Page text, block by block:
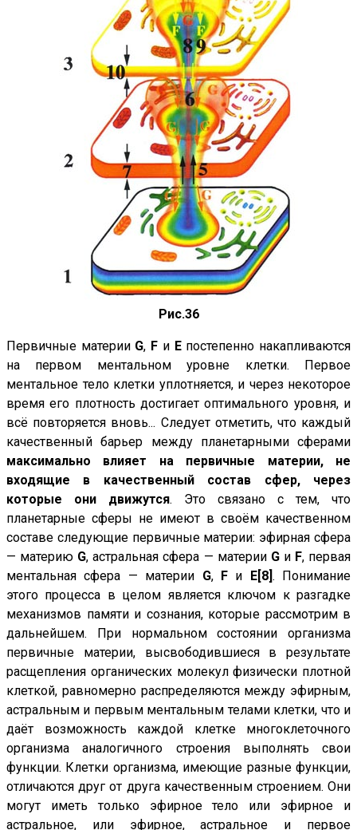
Рис.36
Первичные материи G, F и Епостепенно накапливаются
на первом ментальном уровне клетки. Первое
ментальное тело клетки уплотняется, и через некоторое
время его плотность достигает оптимального уровня, и
всё повторяется вновь... Следует отметить, что каждый
качественный барьер между планетарными сферами
максимально влияет на первичные материи, не
входящие в качественный состав сфер, через
которые они движутся. Это связано с тем, что
планетарные сферы не имеют в своём качественном
составе следующие первичные материи: эфирная сфера
— материю G, астральная сфера — материи Gи F, первая
ментальная сфера — материи G, Fи Е[8] . Понимание
этого процесса в целом является ключом к разгадке
механизмов памяти и сознания, которые рассмотрим в
дальнейшем. При нормальном состоянии организма
первичные материи, высвободившиеся в результате
расщепления органических молекул физически плотной
клеткой, равномерно распределяются между эфирным,
астральным и первым ментальным телами клетки, что и
даёт возможность каждой клетке многоклеточного
организма аналогичного строения выполнять свои
функции. Клетки организма, имеющие разные функции,
отличаются друг от друга качественным строением. Они
могут иметь только эфирное тело или эфирное и
астральное, или эфирное, астральное и первое